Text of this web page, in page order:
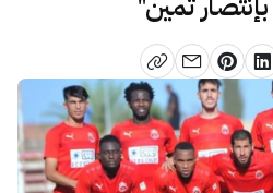
بإنتصار ثمين"